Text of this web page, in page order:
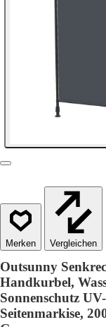
Vergleichen
Outsunny
Handkurbel,
Sonnenschutz
Seitenmarkise,